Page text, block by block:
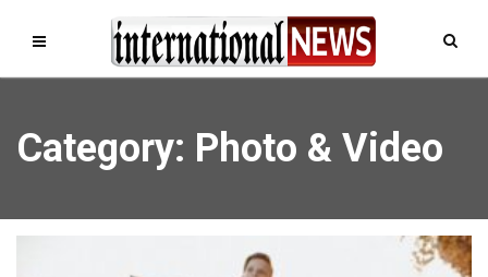
Category: Photo & Video